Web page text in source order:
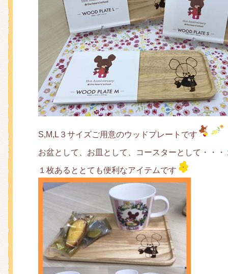
S,M,L３サイズご用意のウッドプレートです
お盆として、お皿として、コースターとして・・
１枚あるととても便利なアイテムです
くまのがっこう しょくいんしつ
くまのがっこう 家庭科部